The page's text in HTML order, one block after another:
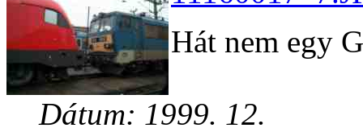
Hát nem egy
Dátum: 1999. 12.